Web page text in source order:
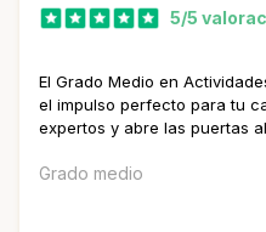
5/5
El Grado Medio en
el impulso perfecto para tu
expertos y abre las puertas
Grado medio